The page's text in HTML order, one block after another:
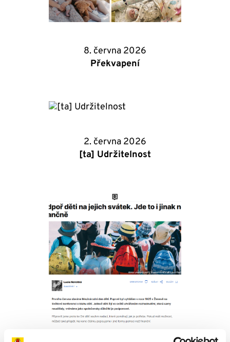
8. června 2026
Překvapení
2. června 2026
[ta] Udržitelnost